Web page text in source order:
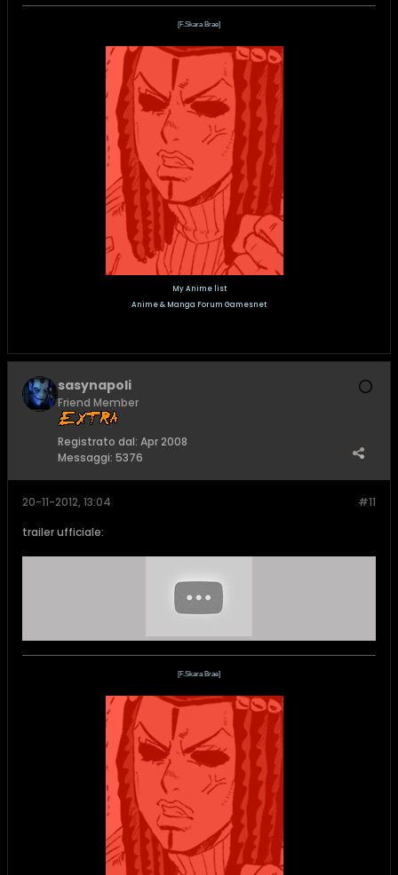
[F.Skara Brae]
My Anime list
Anime & Manga Forum Gamesnet
sasynapoli
Friend Member
Registrato dal: Apr 2008
Messaggi: 5376
#11
20-11-2012, 13:04
trailer ufficiale:
[F.Skara Brae]